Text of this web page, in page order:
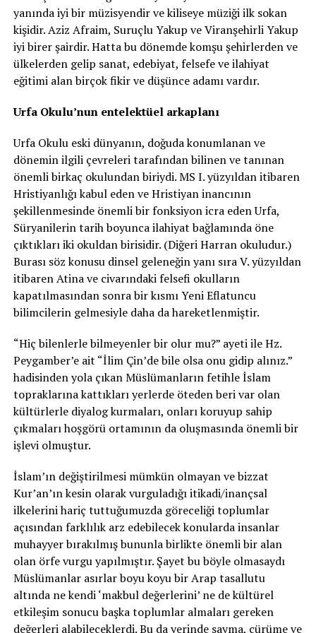
yanında iyi bir müzisyendir ve kiliseye müziği ilk sokan
kişidir. Aziz Afraim, Suruçlu Yakup ve Viranşehirli Yakup
iyi birer şairdir. Hatta bu dönemde komşu şehirlerden ve
ülkelerden gelip sanat, edebiyat, felsefe ve ilahiyat
eğitimi alan birçok fikir ve düşünce adamı vardır.
Urfa Okulu’nun entelektüel arkaplanı
Urfa Okulu eski dünyanın, doğuda konumlanan ve
dönemin ilgili çevreleri tarafından bilinen ve tanınan
önemli birkaç okulundan biriydi. MS I. yüzyıldan itibaren
Hristiyanlığı kabul eden ve Hristiyan inancının
şekillenmesinde önemli bir fonksiyon icra eden Urfa,
Süryanilerin tarih boyunca ilahiyat bağlamında öne
çıktıkları iki okuldan birisidir. (Diğeri Harran okuludur.)
Burası söz konusu dinsel geleneğin yanı sıra V. yüzyıldan
itibaren Atina ve civarındaki felsefi okulların
kapatılmasından sonra bir kısmı Yeni Eflatuncu
bilimcilerin gelmesiyle daha da hareketlenmiştir.
“Hiç bilenlerle bilmeyenler bir olur mu?” ayeti ile Hz.
Peygamber’e ait “İlim Çin’de bile olsa onu gidip alınız.”
hadisinden yola çıkan Müslümanların fetihle İslam
topraklarına kattıkları yerlerde öteden beri var olan
kültürlerle diyalog kurmaları, onları koruyup sahip
çıkmaları hoşgörü ortamının da oluşmasında önemli bir
işlevi olmuştur.
İslam’ın değiştirilmesi mümkün olmayan ve bizzat
Kur’an’ın kesin olarak vurguladığı itikadi/inançsal
ilkelerini hariç tuttuğumuzda göreceliği toplumlar
açısından farklılık arz edebilecek konularda insanlar
muhayyer bırakılmış bununla birlikte önemli bir alan
olan örfe vurgu yapılmıştır. Şayet bu böyle olmasaydı
Müslümanlar asırlar boyu koyu bir Arap tasallutu
altında ne kendi ‘makbul değerlerini’ ne de kültürel
etkileşim sonucu başka toplumlar almaları gereken
değerleri alabileceklerdi. Bu da yerinde sayma, çürüme ve